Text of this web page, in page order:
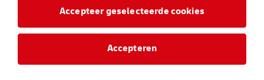
Accepteer geselecteerde cookies
Accepteren